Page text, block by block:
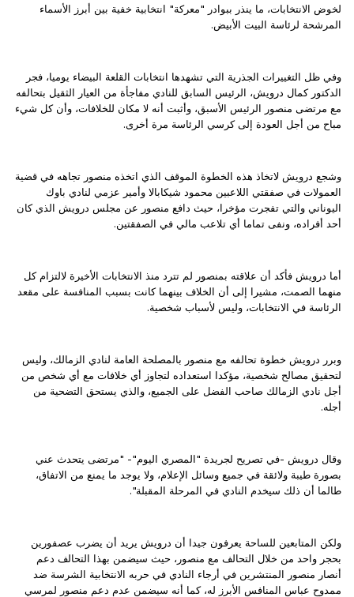
لخوض الانتخابات، ما ينذر ببوادر "معركة" انتخابية خفية بين أبرز الأسماء
المرشحة لرئاسة البيت الأبيض.
وفي ظل التغييرات الجذرية التي تشهدها انتخابات القلعة البيضاء يوميا، فجر
الدكتور كمال درويش، الرئيس السابق للنادي مفاجأة من العيار الثقيل بتحالفه
مع مرتضى منصور الرئيس الأسبق، وأثبت أنه لا مكان للخلافات، وأن كل شيء
مباح من أجل العودة إلى كرسي الرئاسة مرة أخرى.
وشجع درويش لاتخاذ هذه الخطوة الموقف الذي اتخذه منصور تجاهه في قضية
العمولات في صفقتي اللاعبين محمود شيكابالا وأمير عزمي لنادي باوك
اليوناني والتي تفجرت مؤخرا، حيث دافع منصور عن مجلس درويش الذي كان
أحد أفراده، ونفى تماما أي تلاعب مالي في الصفقتين.
أما درويش فأكد أن علاقته بمنصور لم تترد منذ الانتخابات الأخيرة لالتزام كل
منهما الصمت، مشيرا إلى أن الخلاف بينهما كانت بسبب المنافسة على مقعد
الرئاسة في الانتخابات، وليس لأسباب شخصية.
وبرر درويش خطوة تحالفه مع منصور بالمصلحة العامة لنادي الزمالك، وليس
لتحقيق مصالح شخصية، مؤكدا استعداده لتجاوز أي خلافات مع أي شخص من
أجل نادي الزمالك صاحب الفضل على الجميع، والذي يستحق التضحية من
أجله.
وقال درويش -في تصريح لجريدة "المصري اليوم"- "مرتضى يتحدث عني
بصورة طيبة ولائقة في جميع وسائل الإعلام، ولا يوجد ما يمنع من الاتفاق،
طالما أن ذلك سيخدم النادي في المرحلة المقبلة".
ولكن المتابعين للساحة يعرفون جيدا أن درويش يريد أن يضرب عصفورين
بحجر واحد من خلال التحالف مع منصور، حيث سيضمن بهذا التحالف دعم
أنصار منصور المنتشرين في أرجاء النادي في حربه الانتخابية الشرسة ضد
ممدوح عباس المنافس الأبرز له، كما أنه سيضمن عدم دعم منصور لمرسي